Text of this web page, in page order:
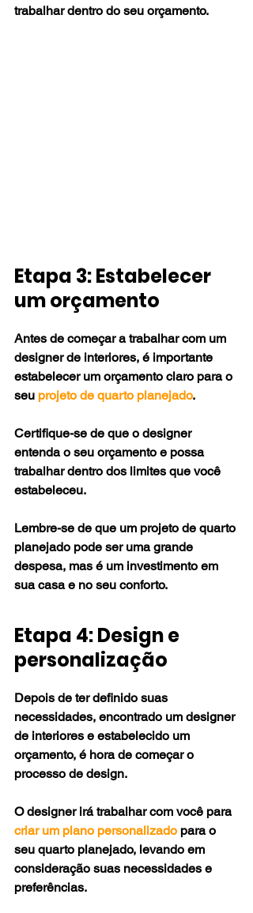
trabalhar dentro do seu orçamento.
Etapa 3: Estabelecer
um orçamento
Antes de começar a trabalhar com um
designer de interiores, é importante
estabelecer um orçamento claro para o
seu projeto de quarto planejado.
Certifique-se de que o designer
entenda o seu orçamento e possa
trabalhar dentro dos limites que você
estabeleceu.
Lembre-se de que um projeto de quarto
planejado pode ser uma grande
despesa, mas é um investimento em
sua casa e no seu conforto.
Etapa 4: Design e
personalização
Depois de ter definido suas
necessidades, encontrado um designer
de interiores e estabelecido um
orçamento, é hora de começar o
processo de design.
O designer irá trabalhar com você para
criar um plano personalizado para o
seu quarto planejado, levando em
consideração suas necessidades e
preferências.